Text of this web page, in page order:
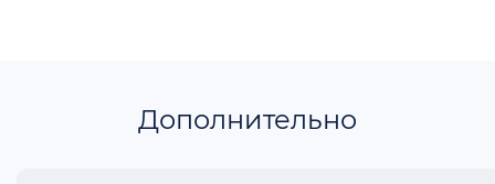
Дополнительно